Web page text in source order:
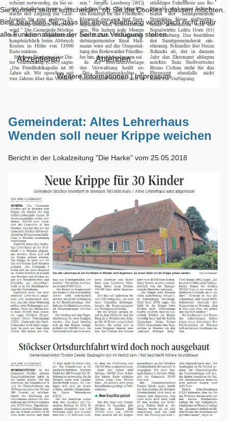
Gemeinderat: Altes Lehrerhaus
Wenden soll neuer Krippe weichen
Bericht in der Lokalzeitung "Die Harke" vom 25.05.2018
Sie können selbst entscheiden, ob Sie die Cookies zulassen möchten.
Bitte beachten Sie, dass bei einer Ablehnung womöglich nicht mehr
alle Funktionalitäten der Seite zur Verfügung stehen.
Akzeptieren Ablehnen
Weitere Informationen|Impressum